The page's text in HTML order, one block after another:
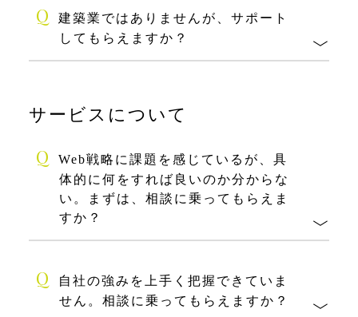
Q
建築業ではありませんが、サポート
してもらえますか？
サービスについて
Q
Web戦略に課題を感じているが、具
体的に何をすれば良いのか分からな
い。まずは、相談に乗ってもらえま
すか？
Q
自社の強みを上手く把握できていま
せん。相談に乗ってもらえますか？